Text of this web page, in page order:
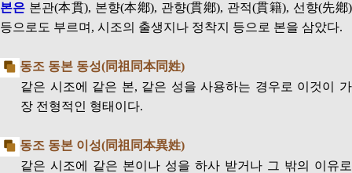
본은 본관(本貫), 본향(本鄕), 관향(貫鄕), 관적(貫籍), 선향(先鄕)
등으로도 부르며, 시조의 출생지나 정착지 등으로 본을 삼았다.
동조 동본 동성(同祖同本同姓)
같은 시조에 같은 본, 같은 성을 사용하는 경우로 이것이 가
장 전형적인 형태이다.
동조 동본 이성(同祖同本異姓)
같은 시조에 같은 본이나 성을 하사 받거나 그 밖의 이유로